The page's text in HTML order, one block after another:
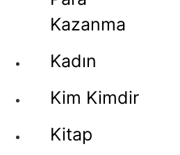
Kazanma
Kadın
Kim Kimdir
Kitap